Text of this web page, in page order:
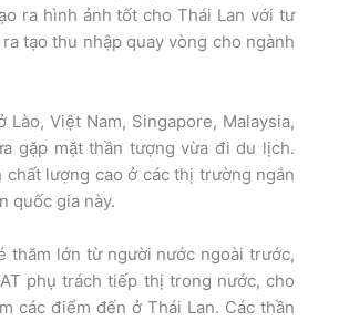
ra hình ảnh tốt cho Thái Lan với tư
tạo thu nhập quay vòng cho ngành
Việt Nam, Singapore, Malaysia,
gặp mặt thần tượng vừa đi du lịch.
lượng cao ở các thị trường ngắn
quốc gia này.
thăm lớn từ người nước ngoài trước,
phụ trách tiếp thị trong nước, cho
các điểm đến ở Thái Lan. Các thần